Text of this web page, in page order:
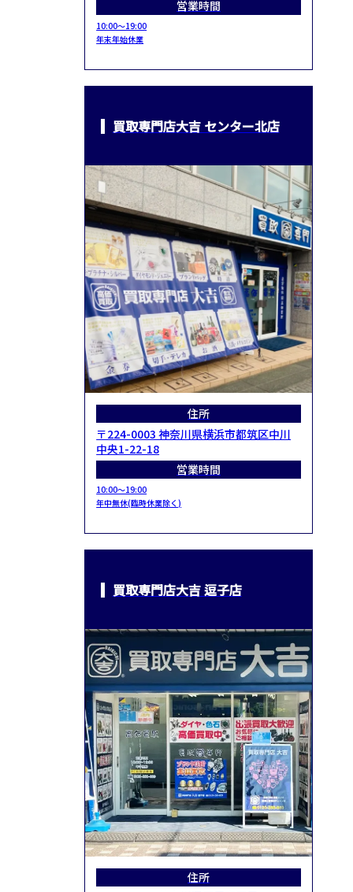
営業時間
10:00～19:00
年末年始休業
買取専門店大吉 センター北店
住所
〒224-0003 神奈川県横浜市都筑区中川
中央1-22-18
営業時間
10:00～19:00
年中無休(臨時休業除く)
買取専門店大吉 逗子店
住所